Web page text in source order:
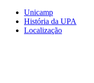
Conteúdo principal
Unicamp
História da UPA
Localização